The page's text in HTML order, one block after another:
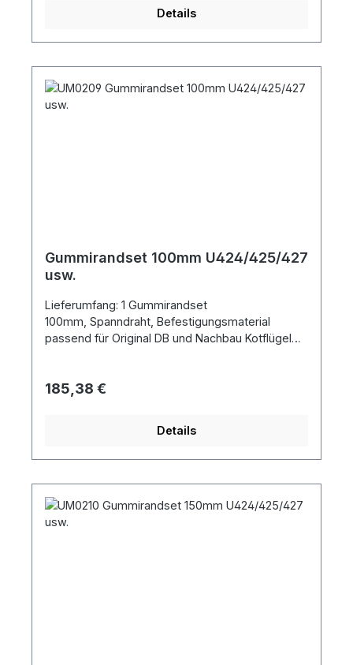
Details
Gummirandset 100mm U424/425/427
usw.
Lieferumfang: 1 Gummirandset
100mm, Spanndraht, Befestigungsmaterial
passend für Original DB und Nachbau Kotflügel
Regulärer Preis:
185,38 €
Details